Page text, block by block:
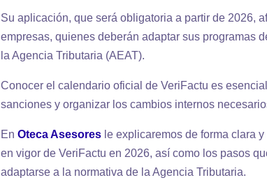
Su aplicación, que será obligatoria a partir de 2026,
empresas, quienes deberán adaptar sus programas
la Agencia Tributaria (AEAT).
Conocer el calendario oficial de VeriFactu es
sanciones y organizar los cambios internos
EnOteca Asesores le explicaremos de forma clara
en vigor de VeriFactu en 2026, así como los pasos
adaptarse a la normativa de la Agencia Tributaria.